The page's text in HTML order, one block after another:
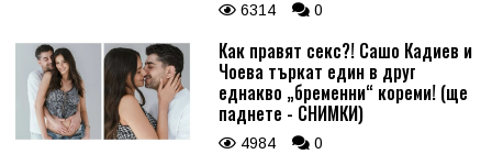
6314 0
Как правят секс?! Сашо Кадиев и
Чоева търкат един в друг
еднакво „бременни“ кореми! (ще
паднете - СНИМКИ)
4984 0